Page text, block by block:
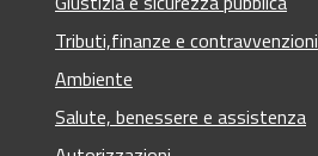
Tributi,finanze e contravvenzioni
Ambiente
Salute, benessere e assistenza